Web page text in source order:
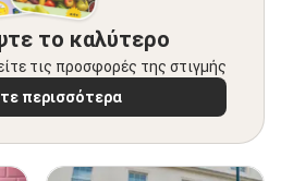
το καλύτερο
τις προσφορές της στιγμής
περισσότερα